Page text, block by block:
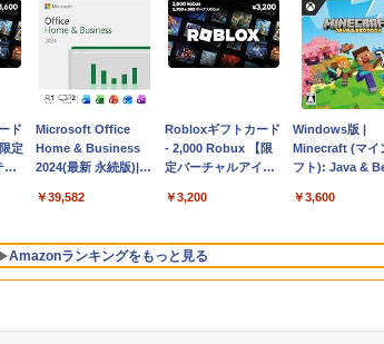
コ
Apple 2026
MacBook Air M5チ
ップ搭載13インチノ
Apple Intelligence、
Retinaディスプレ
イ、16GBユニファイ
ドメモリ、1TB SSD
￥261,414
【Amazon.co.jp限
定】 HP ノートパソ
コン 15-fd 15.6イン
512GB SSD インテ
￥129,800
FMV ノートパソ
WE1-K3 (MS
Personal/
型/Core i5/
￥139,880
ド
定
ム
ロ
Microsoft Office
Home & Business
2024(最新 永続版)|オ
版|Windows11、
￥39,582
Robloxギフトカード
- 2,000 Robux 【限
定バーチャルアイテ
インゲームコード】
ラインコード版
￥3,200
Windows版 |
Minecraft (マイ
フト): Java &
ード版
￥3,600
Amazonランキングをもっと見る